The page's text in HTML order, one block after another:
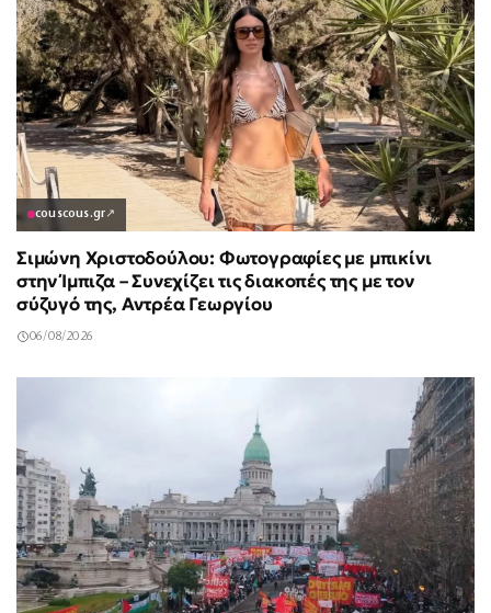
couscous.gr↗
Σιμώνη Χριστοδούλου: Φωτογραφίες με μπικίνι
στην Ίμπιζα – Συνεχίζει τις διακοπές της με τον
σύζυγό της, Αντρέα Γεωργίου
06/08/2026